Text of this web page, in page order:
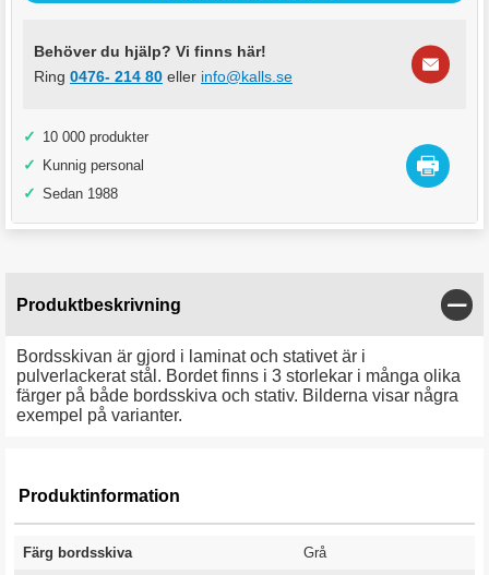
Behöver du hjälp? Vi finns här!
Ring 0476- 214 80 eller info@kalls.se
✓ 10 000 produkter
✓ Kunnig personal
✓ Sedan 1988
Produktbeskrivning
Bordsskivan är gjord i laminat och stativet är i
pulverlackerat stål. Bordet finns i 3 storlekar i många olika
färger på både bordsskiva och stativ. Bilderna visar några
exempel på varianter.
Produktinformation
Färg bordsskiva Grå